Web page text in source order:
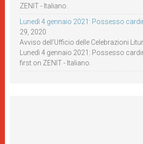
ZENIT - Italiano.
Lunedì 4 gennaio 2021: Possesso
29, 2020
Avviso dell’Ufficio delle Celebrazioni
Lunedì 4 gennaio 2021: Possesso
first on ZENIT - Italiano.